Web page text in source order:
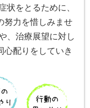
状をとるために、
努力を惜しみませ
、治療展望に対し
心配りをしていき